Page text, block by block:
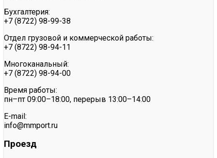
Бухгалтерия:
+7 (8722) 98-99-38
Отдел грузовой и коммерческой работы:
+7 (8722) 98-94-11
Многоканальный:
+7 (8722) 98-94-00
Время работы:
пн–пт 09:00–18:00, перерыв 13:00–14:00
E-mail:
info@mmport.ru
Проезд